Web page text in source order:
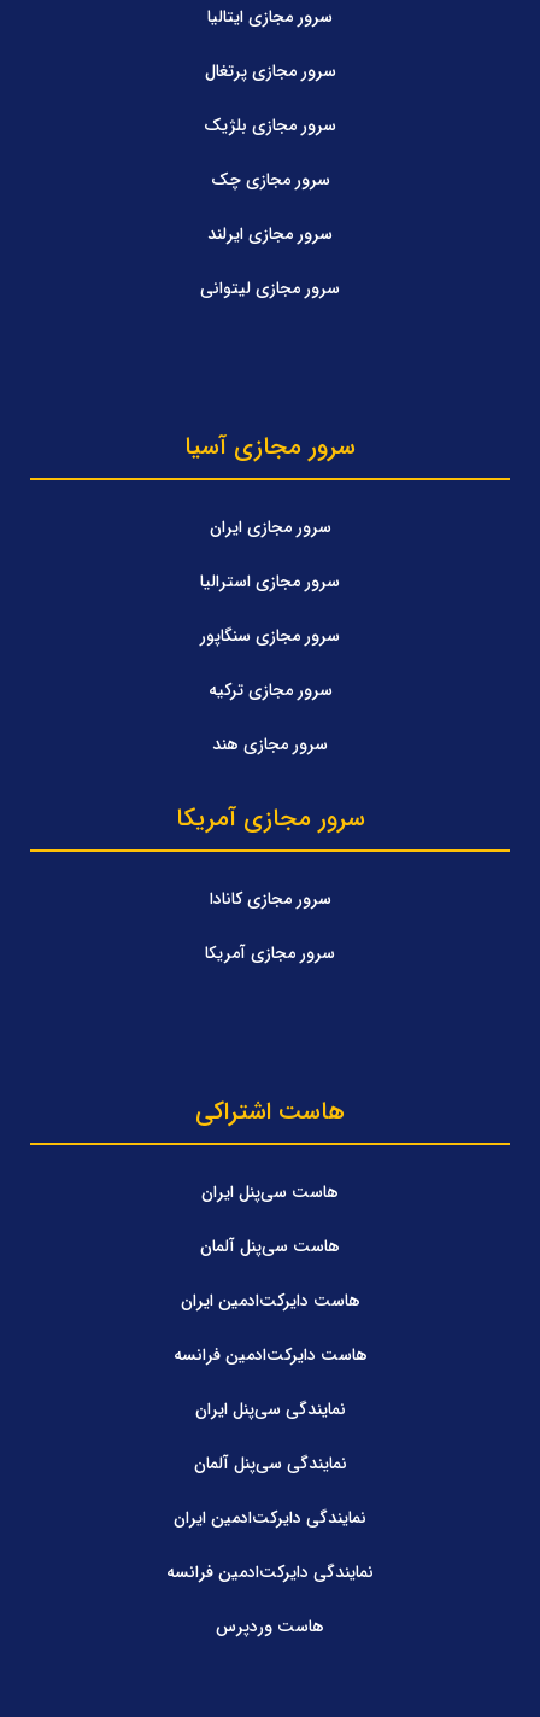
سرور مجازی ایتالیا
سرور مجازی پرتغال
سرور مجازی بلژیک
سرور مجازی چک
سرور مجازی ایرلند
سرور مجازی لیتوانی
سرور مجازی آسیا
سرور مجازی ایران
سرور مجازی استرالیا
سرور مجازی سنگاپور
سرور مجازی ترکیه
سرور مجازی هند
سرور مجازی آمریکا
سرور مجازی کانادا
سرور مجازی آمریکا
هاست اشتراکی
هاست سی‌پنل ایران
هاست سی‌پنل آلمان
هاست دایرکت‌ادمین ایران
هاست دایرکت‌ادمین فرانسه
نمایندگی سی‌پنل ایران
نمایندگی سی‌پنل آلمان
نمایندگی دایرکت‌ادمین ایران
نمایندگی دایرکت‌ادمین فرانسه
هاست وردپرس